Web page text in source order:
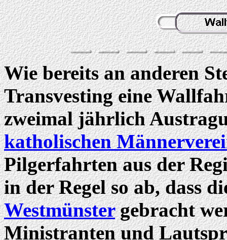
Wie bereits an anderen
Transvesting eine
zweimal jährlich
katholischen
Pilgerfahrten aus der
in der Regel so ab, dass
Westmünstergebracht
Ministranten und